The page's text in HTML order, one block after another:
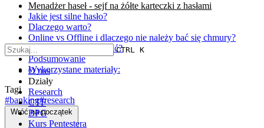
CTRL K
O nas
Działy
Research
CTF
BPG
Kurs Pentestera
Menadżer haseł - sejf na żółte karteczki z hasłami
Jakie jest silne hasło?
Dlaczego warto?
Online vs Offline i dlaczego nie należy bać się chmury?
Który menadżer wybrać?
Podsumowanie
Wykorzystane materiały:
Tagi
#banking#research
Wróć na początek